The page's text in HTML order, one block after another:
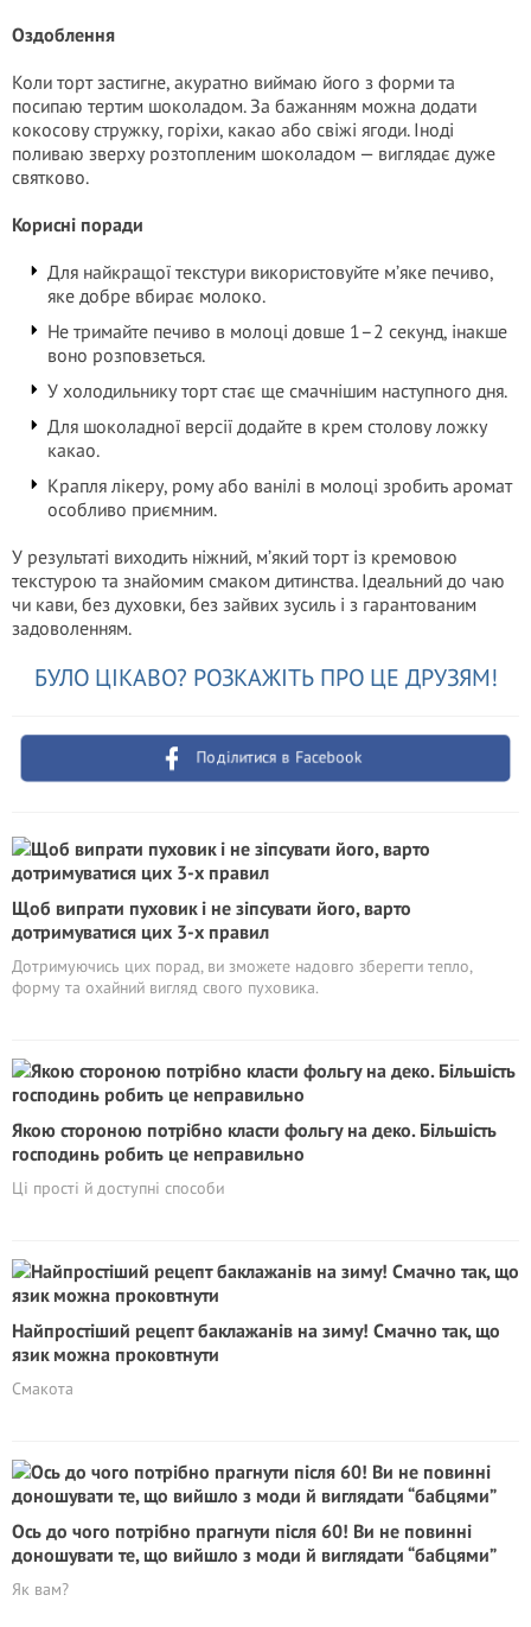
Оздоблення
Коли торт застигне, акуратно виймаю його з форми та
посипаю тертим шоколадом. За бажанням можна додати
кокосову стружку, горіхи, какао або свіжі ягоди. Іноді
поливаю зверху розтопленим шоколадом — виглядає дуже
святково.
Корисні поради
Для найкращої текстури використовуйте м’яке печиво,
яке добре вбирає молоко.
Не тримайте печиво в молоці довше 1–2 секунд, інакше
воно розповзеться.
У холодильнику торт стає ще смачнішим наступного дня.
Для шоколадної версії додайте в крем столову ложку
какао.
Крапля лікеру, рому або ванілі в молоці зробить аромат
особливо приємним.
У результаті виходить ніжний, м’який торт із кремовою
текстурою та знайомим смаком дитинства. Ідеальний до чаю
чи кави, без духовки, без зайвих зусиль і з гарантованим
задоволенням.
БУЛО ЦІКАВО? РОЗКАЖІТЬ ПРО ЦЕ ДРУЗЯМ!
Поділитися в Facebook
Щоб випрати пуховик і не зіпсувати його, варто
дотримуватися цих 3-х правил
Дотримуючись цих порад, ви зможете надовго зберегти тепло,
форму та охайний вигляд свого пуховика.
Якою стороною потрібно класти фольгу на деко. Більшість
господинь робить це неправильно
Ці прості й доступні способи
Найпростіший рецепт баклажанів на зиму! Смачно так, що
язик можна проковтнути
Смакота
Ось до чого потрібно прагнути після 60! Ви не повинні
доношувати те, що вийшло з моди й виглядати “бабцями”
Як вам?